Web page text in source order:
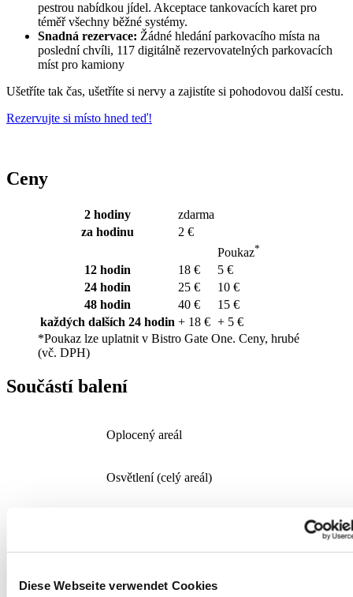
Diese Webseite verwendet Cookies
pestrou nabídkou jídel. Akceptace tankovacích karet pro
téměř všechny běžné systémy.
Snadná rezervace: Žádné hledání parkovacího místa na
poslední chvíli, 117 digitálně rezervovatelných parkovacích
míst pro kamiony
Ušetříte tak čas, ušetříte si nervy a zajistíte si pohodovou další cestu.
Rezervujte si místo hned teď!
Ceny
2 hodiny
zdarma
za hodinu
2 €
Poukaz*
12 hodin 18 €
5 €
24 hodin 25 €
10 €
48 hodin 40 €
15 €
každých dalších 24 hodin + 18 € + 5 €
*Poukaz lze uplatnit v Bistro Gate One. Ceny, hrubé
(vč. DPH)
Součástí balení
Oplocený areál
Osvětlení (celý areál)